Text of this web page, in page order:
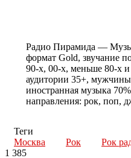
Радио Пирамида —
формат Gold, звучание
90-х, 00-х, меньше 80-х и
аудитории 35+,
иностранная музыка
направления: рок, поп,
Теги
Москва
Рок Рок
1 385